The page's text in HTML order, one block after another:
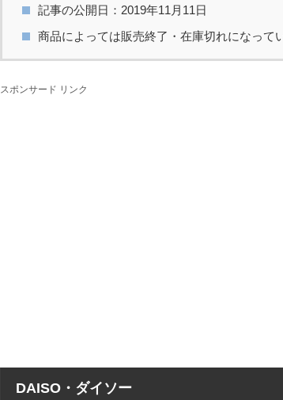
記事の公開日：2019年11月11日
商品によっては販売終了・在庫切れになって
スポンサード リンク
DAISO・ダイソー